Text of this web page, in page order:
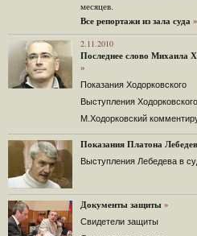
48 комментариев
Не исключил
Владимир Путин допускает, что Россия
под юрисдикции ЕСПЧ.
88 комментариев
14.08.2014
Нарулил
Игорь Сечин просит о
Ссылаясь на санкции,
«Роснефти» хочет
месяцев.
Все репортажи из зала суда »
2.11.2010
Последнее слово Михаила
»
Показания Ходорковского
Выступления
М.Ходорковский
Показания Платона
Выступления Лебедева в
Документы защиты »
Cвидетели защиты